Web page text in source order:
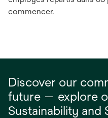
commencer.
Discover our
future — explore
Sustainability and